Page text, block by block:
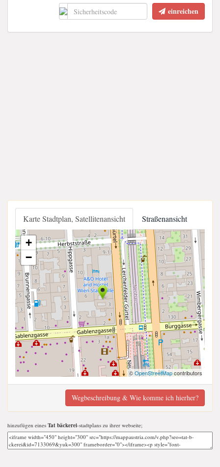
einreichen
Karte Stadtplan, Satellitenansicht Straßenansicht
+
−
©OpenStreetMapcontributors
Wegbeschreibung & Wie komme ich hierher?
hinzufügen eines Tat bäckerei-stadtplans zu ihrer webseite;